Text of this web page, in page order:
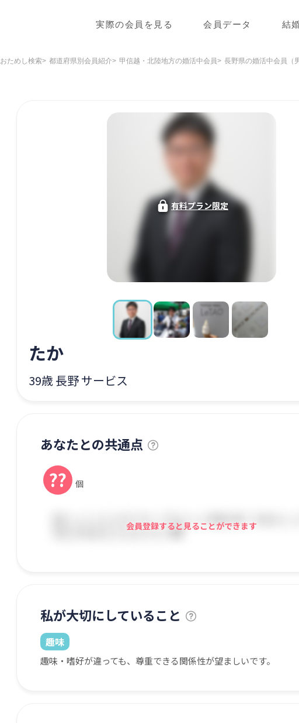
実際の会員を見る 会員データ 結
おためし検索 都道府県別会員紹介 甲信越・北陸地方の婚活中会員 長野県の婚活中会員（
有料プラン限定
たか
39歳 長野 サービス
あなたとの共通点
?? 個
会員登録すると見ることができます
私が大切にしていること
趣味
趣味・嗜好が違っても、尊重できる関係性が望ましいです。